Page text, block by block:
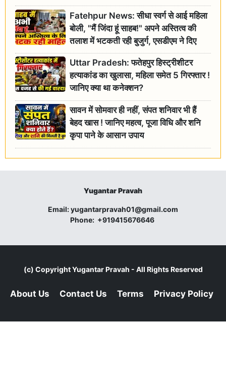
Fatehpur News: सीधा स्वर्ग से आई महिला
बोली, "मैं जिंदा हूं साहब!" अपने अस्तित्व की
तलाश में भटकती रही बुजुर्ग, एसडीएम ने दिए
जांच के आदेश
Uttar Pradesh: फतेहपुर हिस्ट्रीशीटर
हत्याकांड का खुलासा, महिला समेत 5 गिरफ्तार !
जानिए क्या था कनेक्शन?
सावन में सोमवार ही नहीं, संपत शनिवार भी हैं
बेहद खास ! जानिए महत्व, पूजा विधि और शनि
कृपा पाने के आसान उपाय
Yugantar Pravah
Email:yugantarpravah01@gmail.com
Phone: +919415676646
(c) CopyrightYugantar Pravah - All Rights Reserved
About Us Contact Us Terms Privacy Policy